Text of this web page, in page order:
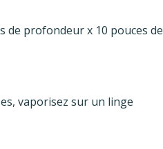
de profondeur x 10 pouces de
vaporisez sur un linge